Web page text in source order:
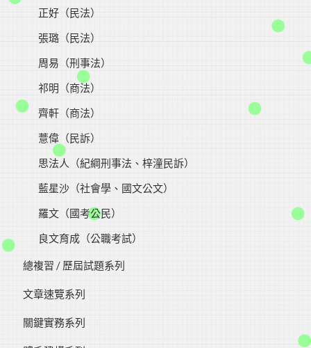
正好（民法）
張璐（民法）
周易（刑事法）
祁明（商法）
齊軒（商法）
薏偉（民訴）
思法人（紀綱刑事法、梓潼民訴）
藍星沙（社會學、國文公文）
羅文（國考公民）
良文育成（公職考試）
總複習 / 歷屆試題系列
文章速覽系列
關鍵實務系列